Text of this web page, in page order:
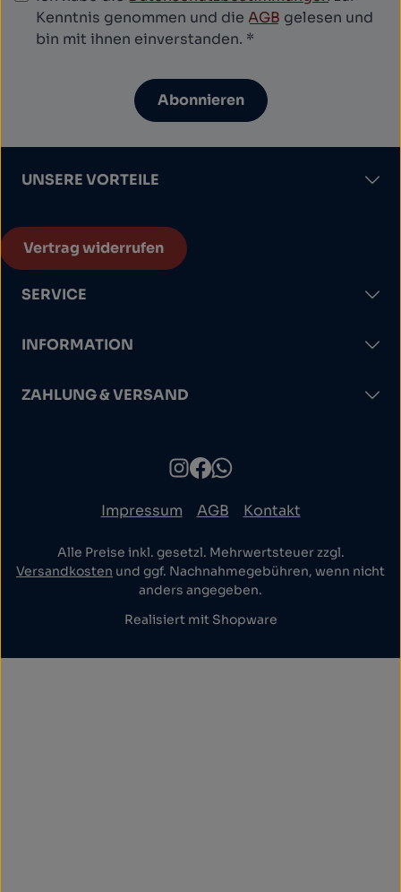
Kenntnis genommen und die AGB gelesen und
bin mit ihnen einverstanden. *
Abonnieren
UNSERE VORTEILE
Vertrag widerrufen
SERVICE
INFORMATION
ZAHLUNG & VERSAND
Impressum AGB Kontakt
Alle Preise inkl. gesetzl. Mehrwertsteuer zzgl.
Versandkosten und ggf. Nachnahmegebühren, wenn nicht
anders angegeben.
Realisiert mit Shopware